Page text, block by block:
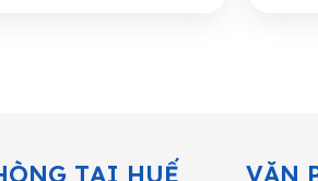
TẠI HUẾ VĂN